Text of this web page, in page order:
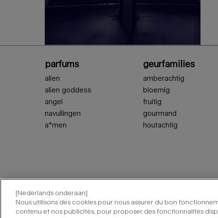
parfums
alien
alien goddess
angel
navullingen
a*men
geurfamilies
amberachtig
bloemig
fruitig
gourmand
houtachtig
[Nederlands onderaan]
Nous utilisons des cookies pour nous assurer du bon
contenu et nos publicités, pour proposer des fonctionnalités